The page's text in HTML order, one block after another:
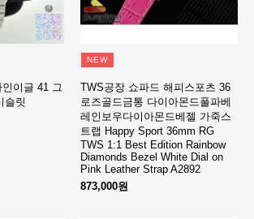
이글 41 그
슬릿
NEW
TWS공장 쇼파드 해피스포츠 36
로즈골드금통 다이아몬드풀파베
레인보우다이아몬드베젤 가죽스
트랩 Happy Sport 36mm RG
TWS 1:1 Best Edition Rainbow
Diamonds Bezel White Dial on
Pink Leather Strap A2892
873,000원